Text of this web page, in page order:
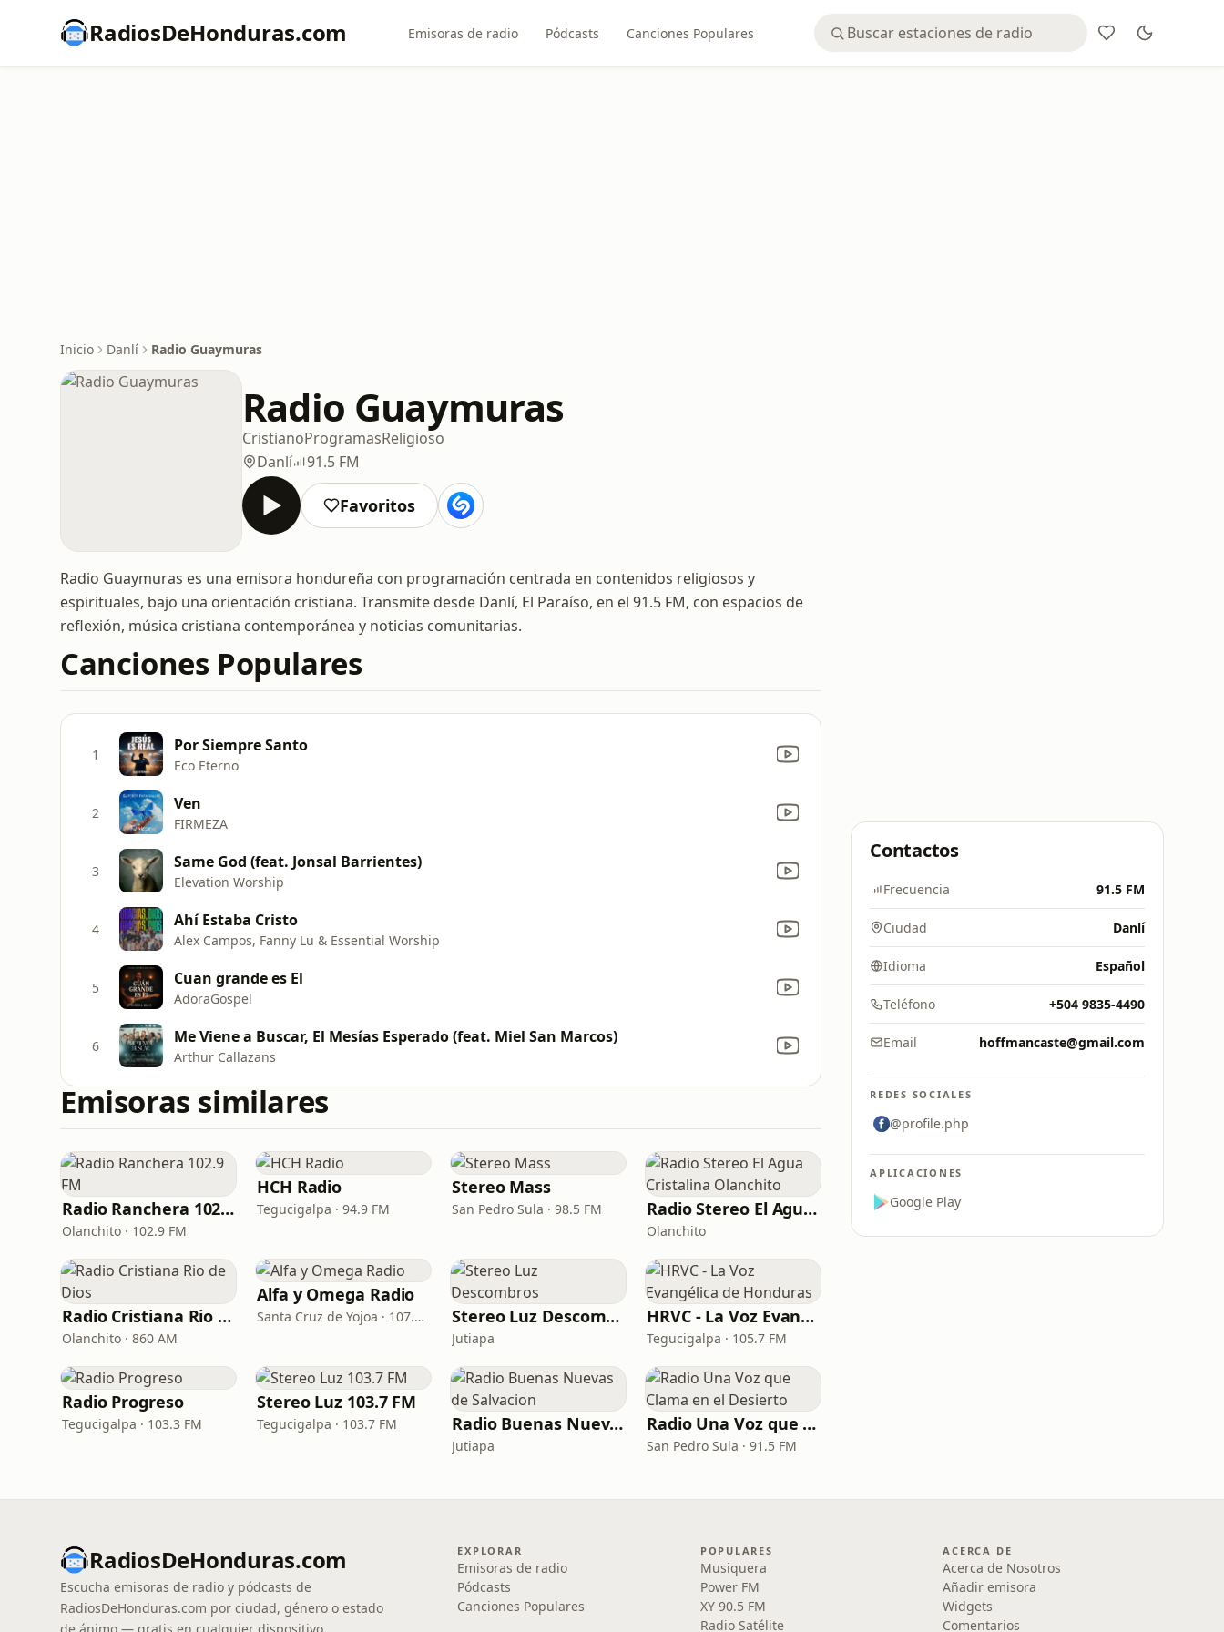
RadiosDeHonduras.com Emisoras de radio Pódcasts Canciones Populares
Inicio Danlí Radio Guaymuras
Radio Guaymuras
CristianoProgramasReligioso
Danlí
91.5 FM
Favoritos
Radio Guaymuras es una emisora hondureña con programación centrada en contenidos religiosos y
espirituales, bajo una orientación cristiana. Transmite desde Danlí, El Paraíso, en el 91.5 FM, con espacios de
reflexión, música cristiana contemporánea y noticias comunitarias.
Canciones Populares
1 Por Siempre Santo
Eco Eterno
2 Ven
FIRMEZA
3 Same God (feat. Jonsal Barrientes)
Elevation Worship
4 Ahí Estaba Cristo
Alex Campos, Fanny Lu & Essential Worship
5 Cuan grande es El
AdoraGospel
6 Me Viene a Buscar, El Mesías Esperado (feat. Miel San Marcos)
Arthur Callazans
Emisoras similares
Radio Ranchera 102.9 FM
Olanchito · 102.9 FM
HCH Radio
Tegucigalpa · 94.9 FM
Stereo Mass
San Pedro Sula · 98.5 FM Radio Stereo El Agua Cristalina Olanchito
Olanchito
Radio Cristiana Rio de Dios
Olanchito · 860 AM
Alfa y Omega Radio
Santa Cruz de Yojoa · 107.1 FM Stereo Luz Descombros
Jutiapa
HRVC - La Voz Evangélica de Honduras
Tegucigalpa · 105.7 FM
Radio Progreso
Tegucigalpa · 103.3 FM
Stereo Luz 103.7 FM
Tegucigalpa · 103.7 FM Radio Buenas Nuevas de Salvacion
Jutiapa
Radio Una Voz que Clama en el Desierto
San Pedro Sula · 91.5 FM
Contactos
Frecuencia 91.5 FM
Ciudad Danlí
Idioma Español
Teléfono +504 9835-4490
Email hoffmancaste@gmail.com
REDES SOCIALES
@profile.php
APLICACIONES
Google Play
RadiosDeHonduras.com
Escucha emisoras de radio y pódcasts de
RadiosDeHonduras.com por ciudad, género o estado
EXPLORAR
Emisoras de radio
Pódcasts
Canciones Populares
POPULARES
Musiquera
Power FM
XY 90.5 FM
Radio Satélite
ACERCA DE
Acerca de Nosotros
Añadir emisora
Widgets
Comentarios